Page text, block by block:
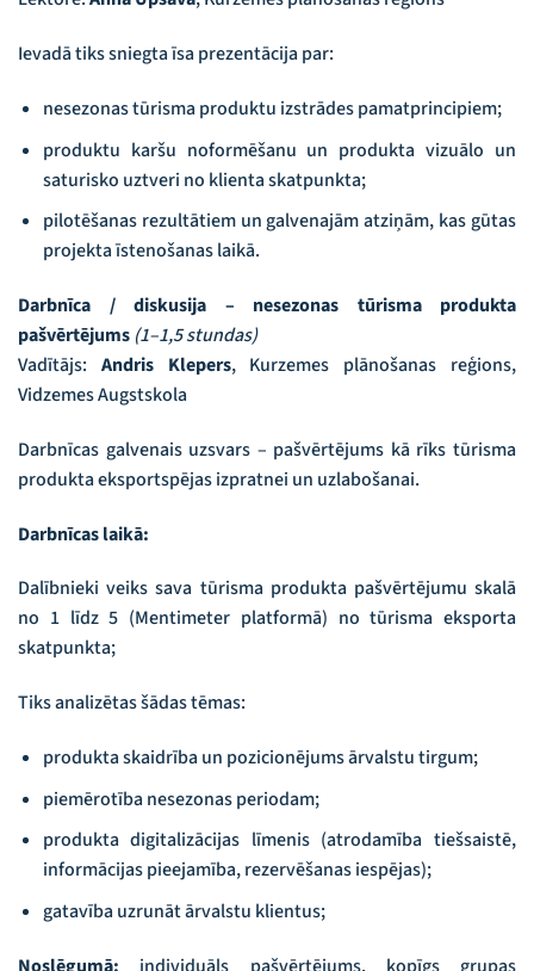
Ievadā tiks sniegta īsa prezentācija par:
nesezonas tūrisma produktu izstrādes pamatprincipiem;
produktu karšu noformēšanu un produkta vizuālo un
saturisko uztveri no klienta skatpunkta;
pilotēšanas rezultātiem un galvenajām atziņām, kas gūtas
projekta īstenošanas laikā.
Darbnīca / diskusija – nesezonas tūrisma produkta
pašvērtējums (1–1,5 stundas)
Vadītājs: Andris Klepers, Kurzemes plānošanas reģions,
Vidzemes Augstskola
Darbnīcas galvenais uzsvars – pašvērtējums kā rīks tūrisma
produkta eksportspējas izpratnei un uzlabošanai.
Darbnīcas laikā:
Dalībnieki veiks sava tūrisma produkta pašvērtējumu skalā
no 1 līdz 5 (Mentimeter platformā) no tūrisma eksporta
skatpunkta;
Tiks analizētas šādas tēmas:
produkta skaidrība un pozicionējums ārvalstu tirgum;
piemērotība nesezonas periodam;
produkta digitalizācijas līmenis (atrodamība tiešsaistē,
informācijas pieejamība, rezervēšanas iespējas);
gatavība uzrunāt ārvalstu klientus;